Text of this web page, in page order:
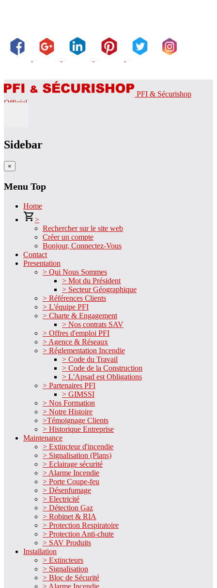
PFI & Sécurishop
Officiel
Sidebar
×
Menu Top
Home
>
Rechercher sur le site web
Créer un compte
Bonjour, Connectez-Vous
Contact
Presentation
> Qui Nous Sommes
> Mot du Président
> Secteur Géographique
> Références Clients
> L'équipe PFI
> Charte & Engagement
> Nos contrats SAV
> Offres d'emploi PFI
> Agence & Réseaux
> Réglementation Incendie
> Code du Travail
> Code de la Construction
> L'Apsad est Obligations
> Partenaires PFI
> GIMSSI
> Nos Formation
> Notre Histoire
>Témoignage Clients
> Historique Entreprise
Maintenance
> Extincteur d'incendie
> Signalisation (Plans)
> Eclairage sécurité
> Alarme Incendie
> Porte Coupe-feu
> Désenfumage
> Electricité
> Détection Gaz
> Robinet & RIA
> Protection Respiratoire
> Protection Anti-chute
> SAV Produits
Installation
> Extincteurs
> Signalisation
> Bloc de Sécurité
> Alarme Incendie